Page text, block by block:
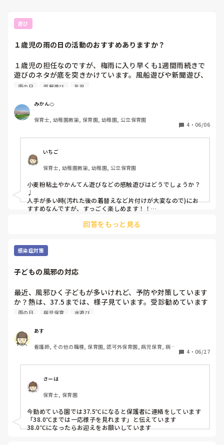
遊び
１歳児の雨の日の活動のおすすめありますか？
１歳児の担任なのですが、梅雨に入り早くも1週間雨続きで
遊びのネタが底を突きかけています。風船遊びや新聞遊び、
シール貼り、殴り書きは直近で既にしているので別の何かア
また、サーキット遊びは室内遊びの定番でトンネルやマット
の山などマンネリ化しつつあります。みなさんのサーキット
遊びで取り入れている物あれば教えてください。
雨の日 部屋遊び 乳児
みかん🍊
保育士, 幼稚園教諭, 保育園, 幼稚園, 公立保育園
4 ・ 06/06
いちご
保育士, 幼稚園教諭, 幼稚園, 公立保育園
小麦粉粘土やかんてん遊びなどの感触遊びはどうでしょうか？
♩
人手が多い時(汚れた後の着替えなど片付けが大変なので)にお
すすめなんですが、すっごく楽しめます！！
が1歳児さんクラスでも楽しめると思います！
回答をもっと見る
感染症対策
子どもの風邪の対応
最近、風邪ひく子どもが多いけれど、予防や対策しています
か？熱は、37.5までは、様子見ています。受診勧めています
か？
雨の日 病児保育 水遊び
あす
看護師, その他の職種, 保育園, 認可外保育園, 病児保育, 病院
4 ・ 06/27
さーは
保育士, 保育園
今勤めている園では37.5℃になると保護者に連絡をしています
「38.0℃までは一応様子を見れます」と伝えています
38.0℃になったらお迎えをお願いしています